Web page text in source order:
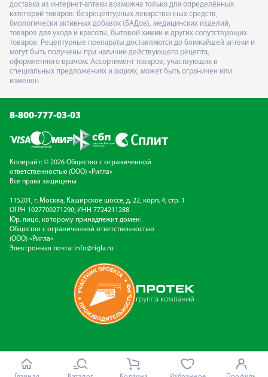
доставка из интернет-аптеки возможна только для определённых
категорий товаров: безрецептурных лекарственных средств,
биологически активных добавок (БАДов), медицинских изделий,
товаров для ухода и красоты, бытовой химии и других сопутствующих
товаров. Рецептурные препараты доставляются до ближайшей аптеки и
могут быть получены при наличии действующего рецепта,
оформленного врачом. Ассортимент товаров, участвующих в
специальных предложениях и акциях, может быть ограничен или
изменен
8-800-777-03-03
Копирайт: © 2026 Общество с ограниченной
ответственностью (ООО) «Ригла»
Все права защищены
115201, г. Москва, Каширское шоссе, д. 22, корп. 4, стр. 1
ОГРН 1027700271290; ИНН 7724211288
Юр. лицо, которому принадлежит домен:
Общество с ограниченной ответственностью
(ООО) «Ригла»
Электронная почта: info@rigla.ru